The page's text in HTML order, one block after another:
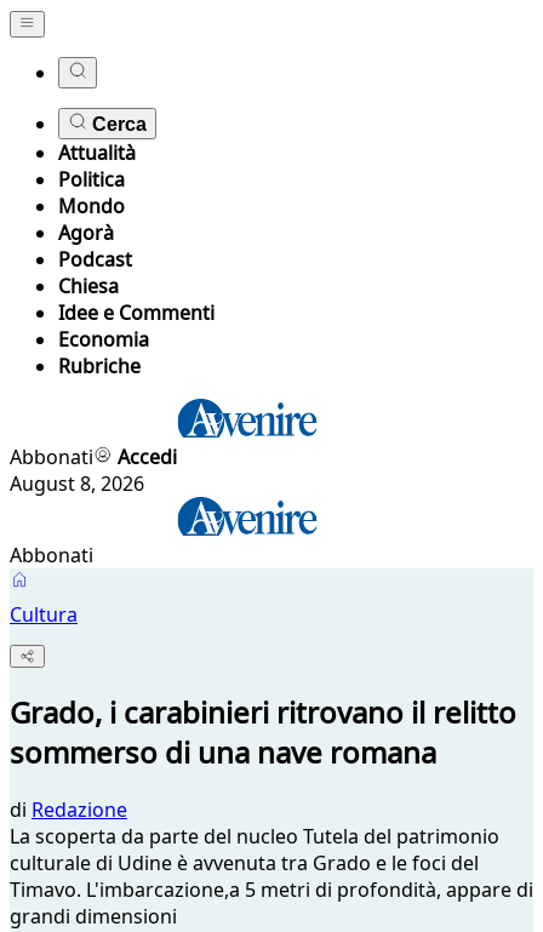
Cerca
Attualità
Politica
Mondo
Agorà
Podcast
Chiesa
Idee e Commenti
Economia
Rubriche
Abbonati
Accedi
August 8, 2026
Abbonati
Cultura
Grado, i carabinieri ritrovano il relitto
sommerso di una nave romana
di Redazione
La scoperta da parte del nucleo Tutela del patrimonio
culturale di Udine è avvenuta tra Grado e le foci del
Timavo. L'imbarcazione,a 5 metri di profondità, appare di
grandi dimensioni